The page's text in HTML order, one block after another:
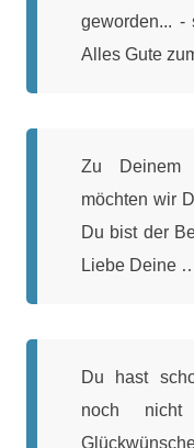
geworden... -
Alles Gute
Zu Deinem
möchten wir
Du bist der
Liebe Deine
Du hast
noch